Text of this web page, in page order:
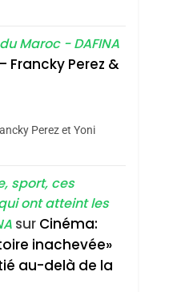
La
Chanson De
D’Isaac:
Pourrait
À 13 Pays
Latine
Maroc - DAFINA
– Francky Perez &
Perez et Yoni
sport, ces
ont atteint les
sur Cinéma:
inachevée»
au-delà de la